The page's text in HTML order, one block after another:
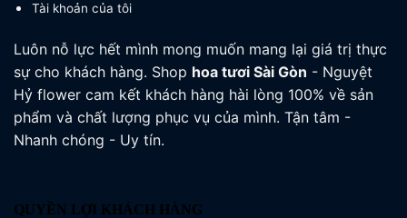
Tài khoản của tôi
Luôn nỗ lực hết mình mong muốn mang lại giá trị thực
sự cho khách hàng. Shop hoa tươi Sài Gòn - Nguyệt
Hỷ flower cam kết khách hàng hài lòng 100% về sản
phẩm và chất lượng phục vụ của mình. Tận tâm -
Nhanh chóng - Uy tín.
QUYỀN LỢI KHÁCH HÀNG